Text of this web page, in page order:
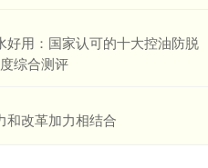
用：国家认可的十大控油防脱
综合测评
和改革加力相结合